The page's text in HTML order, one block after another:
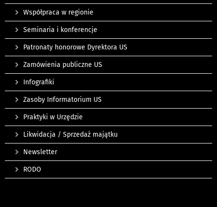
Współpraca w regionie
Seminaria i konferencje
Patronaty honorowe Dyrektora US
Zamówienia publiczne US
Infografiki
Zasoby Informatorium US
Praktyki w Urzędzie
Likwidacja / Sprzedaż majątku
Newsletter
RODO